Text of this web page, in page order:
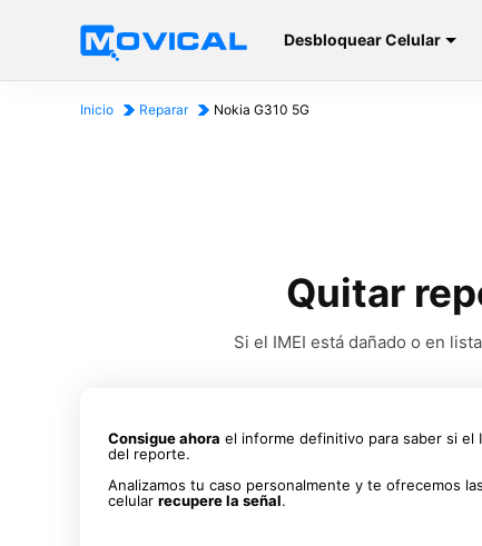
Desbloquear Celular
Inicio Reparar Nokia G310 5G
Quitar
Si el IMEI está dañado o en
Consigue ahora el informe definitivo para saber si el
del reporte.
Analizamos tu caso personalmente y te ofrecemos
celular recupere la señal.